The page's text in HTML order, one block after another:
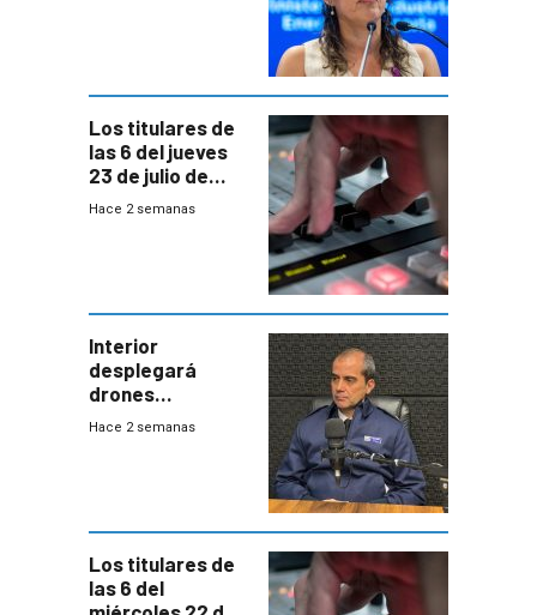
gobierno
Los titulares de
las 6 del jueves
23 de julio de
2026
Hace 2 semanas
Interior
desplegará
drones
autónomos para
Hace 2 semanas
Los titulares de
las 6 del